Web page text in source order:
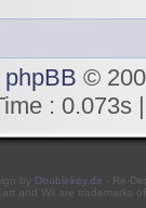
phpBB ©
: 0.073s
by Doublekey.de - Re-
and Wii are trademarks